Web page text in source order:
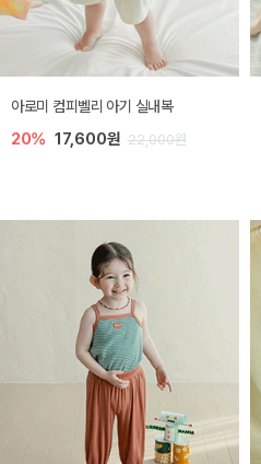
아로미 컴피벨리 아기 실내복
20% 17,600원 22,000원